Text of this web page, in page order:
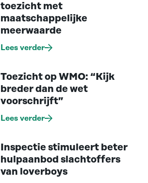
toezicht met
maatschappelijke
meerwaarde
Lees verder
Toezicht op WMO: “Kijk
breder dan de wet
voorschrijft”
Lees verder
Inspectie stimuleert beter
hulpaanbod slachtoffers
van loverboys